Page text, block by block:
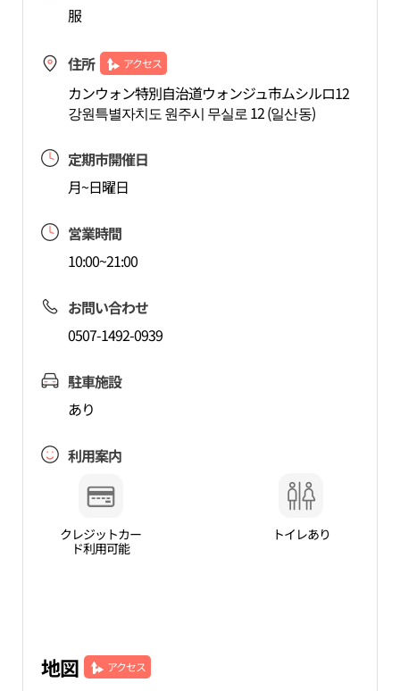
服
住所 アクセス
カンウォン特別自治道ウォンジュ市ムシルロ12
강원특별자치도 원주시 무실로 12 (일산동)
定期市開催日
月~日曜日
営業時間
10:00~21:00
お問い合わせ
0507-1492-0939
駐車施設
あり
利用案内
クレジットカー
ド利用可能
トイレあり
地図 アクセス